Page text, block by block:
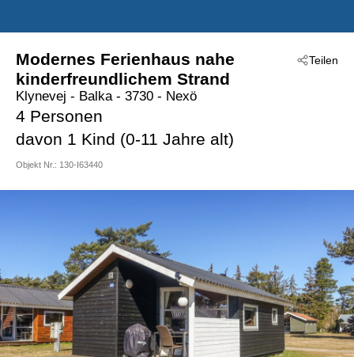
Teilen
Modernes Ferienhaus nahe
kinderfreundlichem Strand
Klynevej - Balka - 3730 - Nexö
4 Personen
davon 1 Kind (0-11 Jahre alt)
Objekt Nr.: 130-I63440